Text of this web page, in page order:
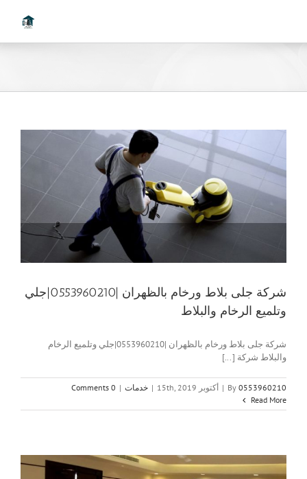
شركة جلى بلاط ورخام بالظهران |0553960210|جلي
وتلميع الرخام والبلاط
شركة جلى بلاط ورخام بالظهران |0553960210|جلي وتلميع الرخام
والبلاط شركة [...]
By 0553960210
| أكتوبر 15th, 2019 | خدمات |
0 Comments
Read More